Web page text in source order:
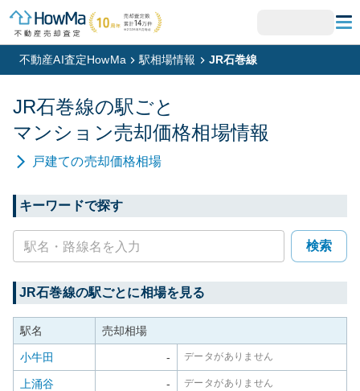
不動産AI査定HowMa 駅相場情報 JR石巻線
JR石巻線の駅ごと
マンション売却価格相場情報
戸建ての売却価格相場
キーワードで探す
検索
JR石巻線の駅ごとに相場を見る
駅名 売却相場
小牛田 - データがありません
上涌谷 - データがありません